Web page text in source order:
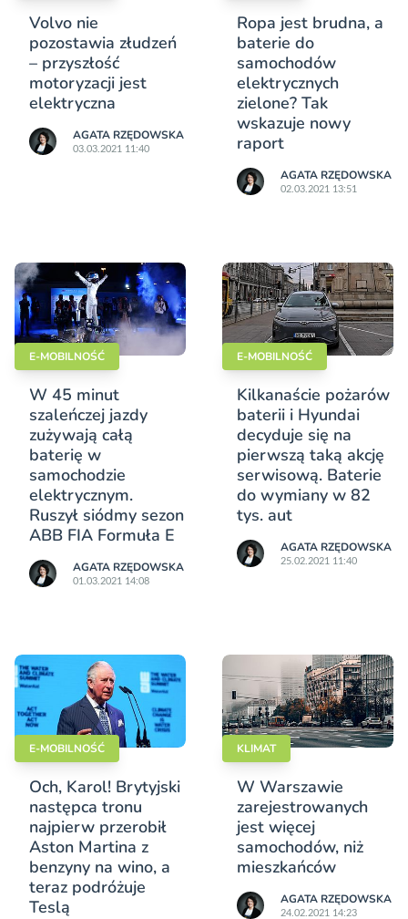
Volvo nie
pozostawia złudzeń
– przyszłość
motoryzacji jest
elektryczna
AGATA RZĘDOWSKA
03.03.2021 11:40
Ropa jest brudna, a
baterie do
samochodów
elektrycznych
zielone? Tak
wskazuje nowy
raport
AGATA RZĘDOWSKA
02.03.2021 13:51
E-MOBILNOŚĆ
W 45 minut
szaleńczej jazdy
zużywają całą
baterię w
samochodzie
elektrycznym.
Ruszył siódmy sezon
ABB FIA Formuła E
AGATA RZĘDOWSKA
01.03.2021 14:08
E-MOBILNOŚĆ
Kilkanaście pożarów
baterii i Hyundai
decyduje się na
pierwszą taką akcję
serwisową. Baterie
do wymiany w 82
tys. aut
AGATA RZĘDOWSKA
25.02.2021 11:40
E-MOBILNOŚĆ
Och, Karol! Brytyjski
następca tronu
najpierw przerobił
Aston Martina z
benzyny na wino, a
teraz podróżuje
Teslą
KLIMAT
W Warszawie
zarejestrowanych
jest więcej
samochodów, niż
mieszkańców
AGATA RZĘDOWSKA
24.02.2021 14:23